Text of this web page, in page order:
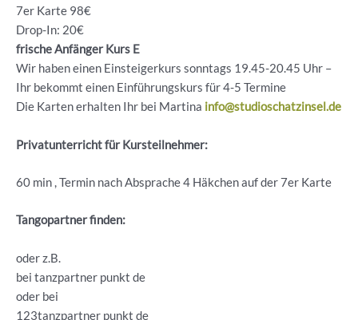
7er Karte 98€
Drop-In: 20€
frische Anfänger Kurs E
Wir haben einen Einsteigerkurs sonntags 19.45-20.45 Uhr –
Ihr bekommt einen Einführungskurs für 4-5 Termine
Die Karten erhalten Ihr bei Martina info@studioschatzinsel.de
Privatunterricht für Kursteilnehmer:
60 min , Termin nach Absprache 4 Häkchen auf der 7er Karte
Tangopartner finden:
oder z.B.
bei tanzpartner punkt de
oder bei
123tanzpartner punkt de